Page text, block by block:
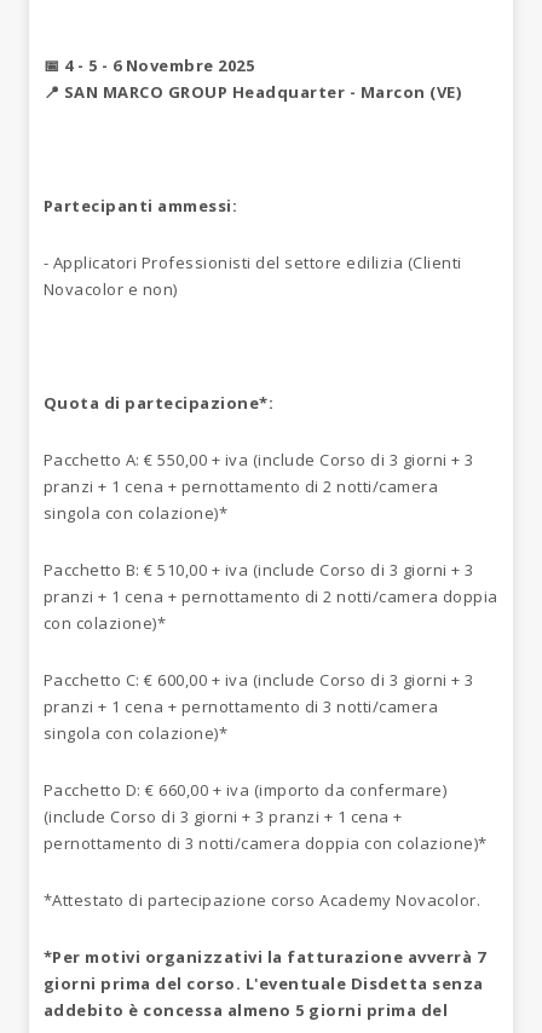
📅 4 - 5 - 6 Novembre 2025
📍 SAN MARCO GROUP Headquarter - Marcon (VE)
Partecipanti ammessi:
- Applicatori Professionisti del settore edilizia (Clienti
Novacolor e non)
Quota di partecipazione*:
Pacchetto A: € 550,00 + iva (include Corso di 3 giorni + 3
pranzi + 1 cena + pernottamento di 2 notti/camera
singola con colazione)*
Pacchetto B: € 510,00 + iva (include Corso di 3 giorni + 3
pranzi + 1 cena + pernottamento di 2 notti/camera doppia
con colazione)*
Pacchetto C: € 600,00 + iva (include Corso di 3 giorni + 3
pranzi + 1 cena + pernottamento di 3 notti/camera
singola con colazione)*
Pacchetto D: € 660,00 + iva (importo da confermare)
(include Corso di 3 giorni + 3 pranzi + 1 cena +
pernottamento di 3 notti/camera doppia con colazione)*
*Attestato di partecipazione corso Academy Novacolor.
*Per motivi organizzativi la fatturazione avverrà 7
giorni prima del corso. L'eventuale Disdetta senza
addebito è concessa almeno 5 giorni prima del